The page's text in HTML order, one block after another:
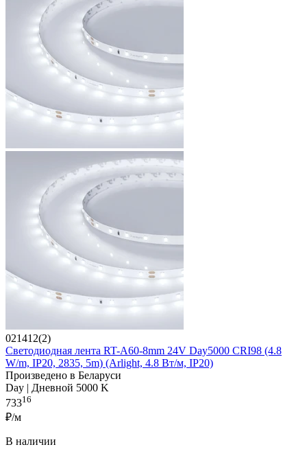
021412(2)
Светодиодная лента RT-A60-8mm 24V Day5000 CRI98 (4.8
W/m, IP20, 2835, 5m) (Arlight, 4.8 Вт/м, IP20)
Произведено в Беларуси
Day | Дневной 5000 K
73316
₽/м
В наличии